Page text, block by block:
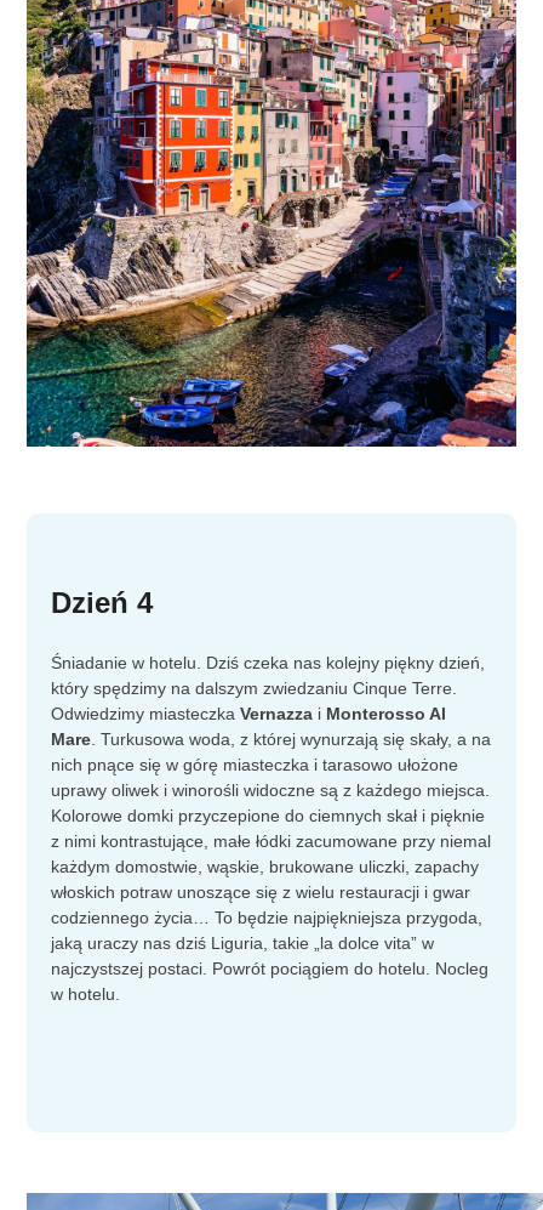
Dzień 4
Śniadanie w hotelu. Dziś czeka nas kolejny piękny dzień,
który spędzimy na dalszym zwiedzaniu Cinque Terre.
Odwiedzimy miasteczkaVernazza i Monterosso Al
Mare . Turkusowa woda, z której wynurzają się skały, a na
nich pnące się w górę miasteczka i tarasowo ułożone
uprawy oliwek i winorośli widoczne są z każdego miejsca.
Kolorowe domki przyczepione do ciemnych skał i pięknie
z nimi kontrastujące, małe łódki zacumowane przy niemal
każdym domostwie, wąskie, brukowane uliczki, zapachy
włoskich potraw unoszące się z wielu restauracji i gwar
codziennego życia… To będzie najpiękniejsza przygoda,
jaką uraczy nas dziś Liguria, takie „la dolce vita” w
najczystszej postaci. Powrót pociągiem do hotelu. Nocleg
w hotelu.